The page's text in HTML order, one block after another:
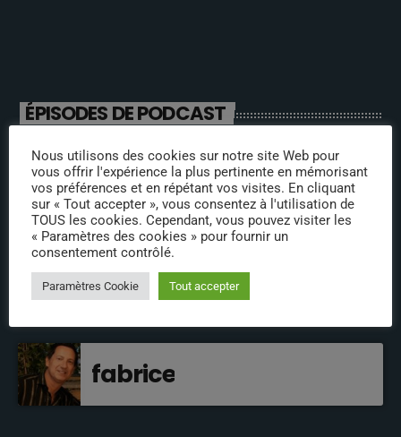
ÉPISODES DE PODCAST
ANIMATEURS
jeremy
olivier
fabrice
Nous utilisons des cookies sur notre site Web pour
vous offrir l'expérience la plus pertinente en mémorisant
vos préférences et en répétant vos visites. En cliquant
sur « Tout accepter », vous consentez à l'utilisation de
TOUS les cookies. Cependant, vous pouvez visiter les
« Paramètres des cookies » pour fournir un
consentement contrôlé.
Paramètres Cookie Tout accepter